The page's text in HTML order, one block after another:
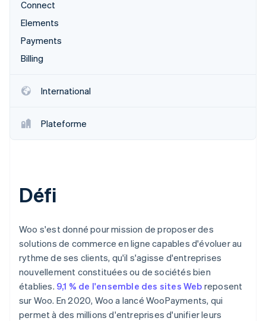
Atlas
Constitution d'une entreprise
Climate
Stripe App Marketplace
Connect
Elements
Payments
Billing
International
Plateforme
Défi
Woo s'est donné pour mission de proposer des
solutions de commerce en ligne capables d'évoluer au
rythme de ses clients, qu'il s'agisse d'entreprises
nouvellement constituées ou de sociétés bien
établies. 9,1 % de l'ensemble des sites Web reposent
sur Woo. En 2020, Woo a lancé WooPayments, qui
permet à des millions d'entreprises d'unifier leurs